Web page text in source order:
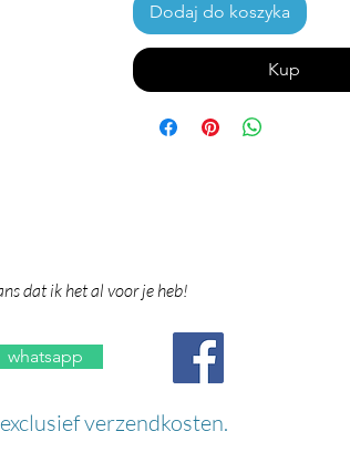
Dodaj do koszyka
Kup
dat ik het al voor je heb!
whatsapp
verzendkosten.